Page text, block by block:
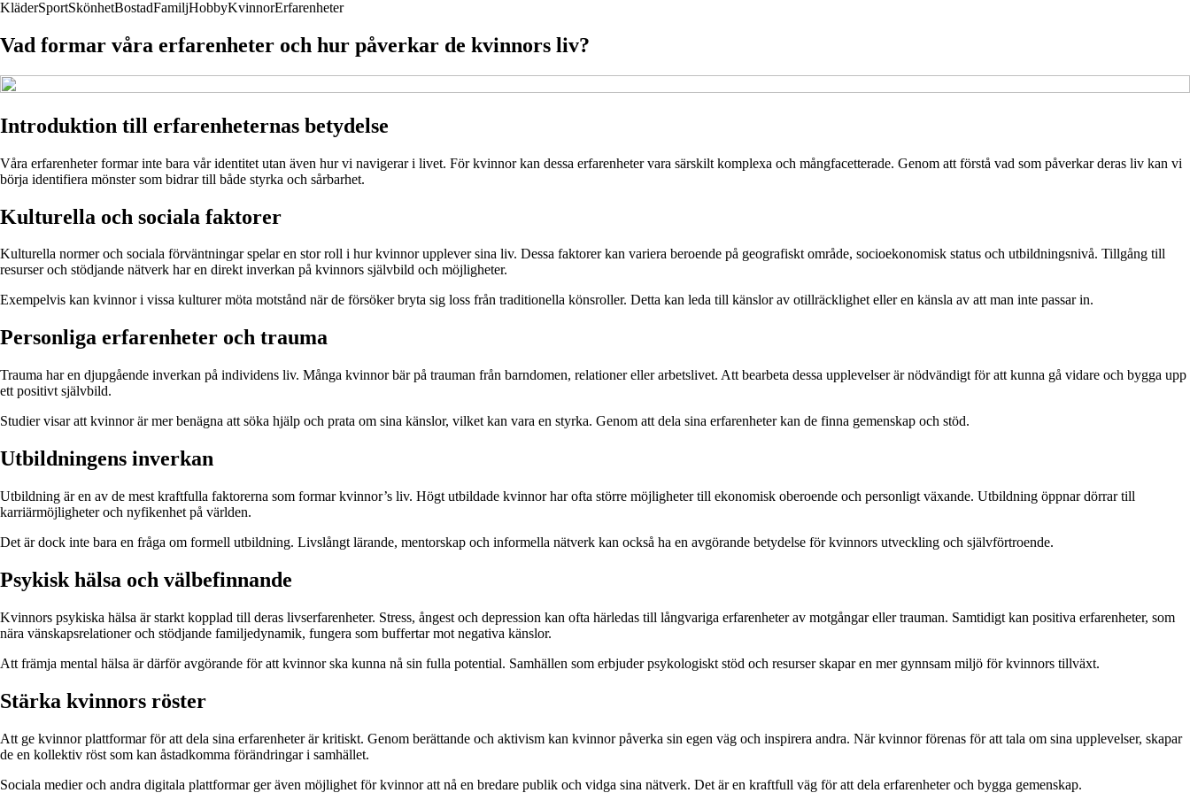
KläderSportSkönhetBostadFamiljHobbyKvinnorErfarenheter
Vad formar våra erfarenheter och hur påverkar de kvinnors liv?
Introduktion till erfarenheternas betydelse
Våra erfarenheter formar inte bara vår identitet utan även hur vi navigerar i livet. För kvinnor kan dessa erfarenheter vara särskilt komplexa och mångfacetterade. Genom att förstå vad som påverkar deras liv kan vi
börja identifiera mönster som bidrar till både styrka och sårbarhet.
Kulturella och sociala faktorer
Kulturella normer och sociala förväntningar spelar en stor roll i hur kvinnor upplever sina liv. Dessa faktorer kan variera beroende på geografiskt område, socioekonomisk status och utbildningsnivå. Tillgång till
resurser och stödjande nätverk har en direkt inverkan på kvinnors självbild och möjligheter.
Exempelvis kan kvinnor i vissa kulturer möta motstånd när de försöker bryta sig loss från traditionella könsroller. Detta kan leda till känslor av otillräcklighet eller en känsla av att man inte passar in.
Personliga erfarenheter och trauma
Trauma har en djupgående inverkan på individens liv. Många kvinnor bär på trauman från barndomen, relationer eller arbetslivet. Att bearbeta dessa upplevelser är nödvändigt för att kunna gå vidare och bygga upp
ett positivt självbild.
Studier visar att kvinnor är mer benägna att söka hjälp och prata om sina känslor, vilket kan vara en styrka. Genom att dela sina erfarenheter kan de finna gemenskap och stöd.
Utbildningens inverkan
Utbildning är en av de mest kraftfulla faktorerna som formar kvinnor’s liv. Högt utbildade kvinnor har ofta större möjligheter till ekonomisk oberoende och personligt växande. Utbildning öppnar dörrar till
karriärmöjligheter och nyfikenhet på världen.
Det är dock inte bara en fråga om formell utbildning. Livslångt lärande, mentorskap och informella nätverk kan också ha en avgörande betydelse för kvinnors utveckling och självförtroende.
Psykisk hälsa och välbefinnande
Kvinnors psykiska hälsa är starkt kopplad till deras livserfarenheter. Stress, ångest och depression kan ofta härledas till långvariga erfarenheter av motgångar eller trauman. Samtidigt kan positiva erfarenheter, som
nära vänskapsrelationer och stödjande familjedynamik, fungera som buffertar mot negativa känslor.
Att främja mental hälsa är därför avgörande för att kvinnor ska kunna nå sin fulla potential. Samhällen som erbjuder psykologiskt stöd och resurser skapar en mer gynnsam miljö för kvinnors tillväxt.
Stärka kvinnors röster
Att ge kvinnor plattformar för att dela sina erfarenheter är kritiskt. Genom berättande och aktivism kan kvinnor påverka sin egen väg och inspirera andra. När kvinnor förenas för att tala om sina upplevelser, skapar
de en kollektiv röst som kan åstadkomma förändringar i samhället.
Sociala medier och andra digitala plattformar ger även möjlighet för kvinnor att nå en bredare publik och vidga sina nätverk. Det är en kraftfull väg för att dela erfarenheter och bygga gemenskap.